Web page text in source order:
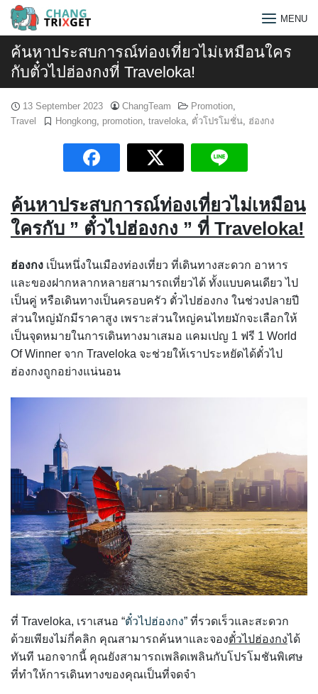
Skip
content
Search
for:
MENU
ค้นหาประสบการณ์ท่องเที่ยวไม่เหมือนใคร
กับตั๋วไปฮ่องกงที่ Traveloka!
13 September 2023 ChangTeam Promotion,
Travel
Hongkong, promotion, traveloka, ตั๋วโปรโมชั่น, ฮ่องกง
ค้นหาประสบการณ์ท่องเที่ยวไม่เหมือน
ใครกับ ” ตั๋วไปฮ่องกง ” ที่ Traveloka!
ฮ่องกง เป็นหนึ่งในเมืองท่องเที่ยว ที่เดินทางสะดวก อาหาร
และของฝากหลากหลายสามารถเที่ยวได้ ทั้งแบบคนเดียว ไป
เป็นคู่ หรือเดินทางเป็นครอบครัว ตั๋วไปฮ่องกง ในช่วงปลายปี
ส่วนใหญ่มักมีราคาสูง เพราะส่วนใหญ่คนไทยมักจะเลือกให้
เป็นจุดหมายในการเดินทางมาเสมอ แคมเปญ 1 ฟรี 1 World
Of Winner จาก Traveloka จะช่วยให้เราประหยัดได้ตั๋วไป
ฮ่องกงถูกอย่างแน่นอน
ที่ Traveloka, เราเสนอ “ตั๋วไปฮ่องกง” ที่รวดเร็วและสะดวก
ด้วยเพียงไม่กี่คลิก คุณสามารถค้นหาและจองตั๋วไปฮ่องกงได้
ทันที นอกจากนี้ คุณยังสามารถเพลิดเพลินกับโปรโมชันพิเศษ
ที่ทำให้การเดินทางของคุณเป็นที่จดจำ